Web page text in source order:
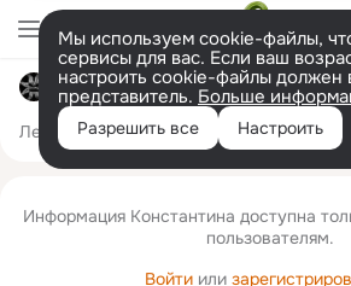
Мы используем cookie-файлы,
сервисы для вас. Если ваш
настроить cookie-файлы должен
представитель. Больше
Разрешить все Настроить
Константин Золотовский
Лента Друзья 107 Фото 884 Заметки
Информация Константина доступна
пользователям.
Войтиили